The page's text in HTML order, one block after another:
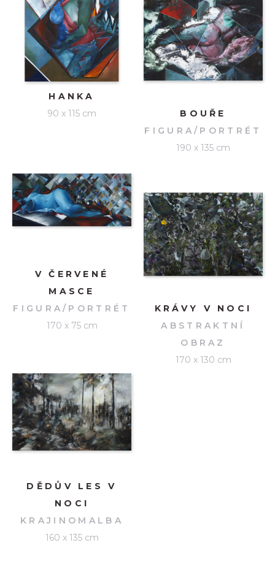
HANKA
90 x 115 cm
V ČERVENÉ
MASCE
FIGURA/PORTRÉT
170 x 75 cm
DĚDŮV LES V
NOCI
KRAJINOMALBA
160 x 135 cm
BOUŘE
FIGURA/PORTRÉT
190 x 135 cm
KRÁVY V NOCI
ABSTRAKTNÍ
OBRAZ
170 x 130 cm